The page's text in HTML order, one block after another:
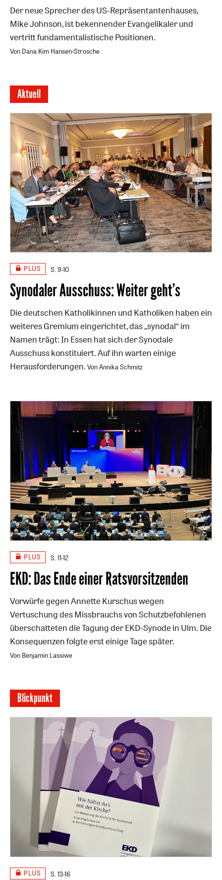
Der neue Sprecher des US-Repräsentantenhauses,
Mike Johnson, ist bekennender Evangelikaler und
vertritt fundamentalistische Positionen.
Von Dana Kim Hansen-Strosche
Aktuell
PLUS S. 9-10
Synodaler Ausschuss: Weiter geht’s
Die deutschen Katholikinnen und Katholiken haben ein
weiteres Gremium eingerichtet, das „synodal“ im
Namen trägt: In Essen hat sich der Synodale
Ausschuss konstituiert. Auf ihn warten einige
Herausforderungen. Von Annika Schmitz
PLUS S. 11-12
EKD: Das Ende einer Ratsvorsitzenden
Vorwürfe gegen Annette Kurschus wegen
Vertuschung des Missbrauchs von Schutzbefohlenen
überschatteten die Tagung der EKD-Synode in Ulm. Die
Konsequenzen folgte erst einige Tage später.
Von Benjamin Lassiwe
Blickpunkt
PLUS S. 13-16